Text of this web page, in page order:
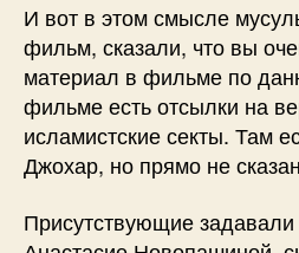
И вот в этом смысле
фильм, сказали, что вы
материал в фильме по
фильме есть отсылки на
исламистские секты. Там
Джохар, но прямо не
Присутствующие